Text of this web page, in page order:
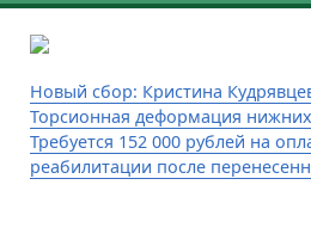
Новый сбор: Кристина
Торсионная деформация
Требуется 152 000 рублей на
реабилитации после